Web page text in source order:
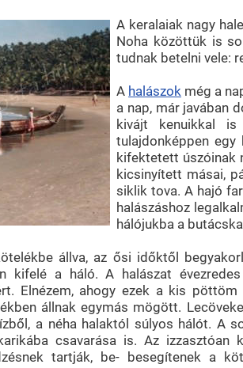
A keralaiak nagy
Noha közöttük is
tudnak betelni vele:
A halászok még a
a nap, már javában
kivájt kenuikkal is
tulajdonképpen
kifektetett úszóinak
kicsinyített másai,
siklik tova. A hajó
halászáshoz
hálójukba a
állva, az ősi időktől
kifelé a háló. A halászat
Elnézem, ahogy ezek a kis
állnak egymás mögött.
a néha halaktól súlyos hálót. A
csavarása is. Az
tartják, be- besegítenek a